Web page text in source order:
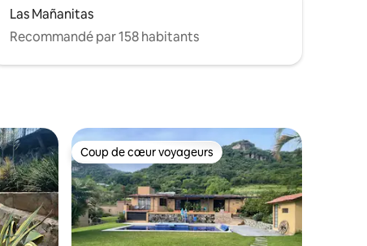
Las Mañanitas
Recommandé par 158 habitants
Coup de cœur voyageurs
Coup de cœur voyageurs